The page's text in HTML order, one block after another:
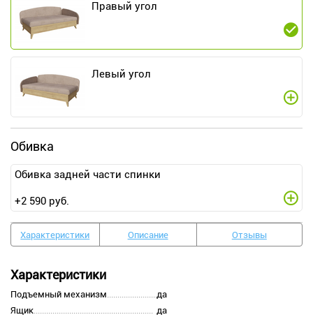
Правый угол
Левый угол
Обивка
Обивка задней части спинки
+2 590 руб.
Характеристики Описание Отзывы
Характеристики
Подъемный механизм
да
Ящик
да